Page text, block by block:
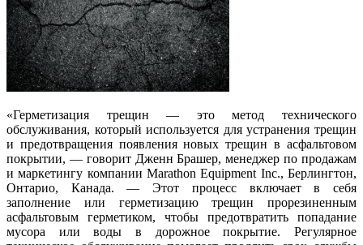
«Герметизация трещин — это метод технического
обслуживания, который используется для устранения трещин
и предотвращения появления новых трещин в асфальтовом
покрытии, — говорит Дженн Брашер, менеджер по продажам
и маркетингу компании Marathon Equipment Inc., Берлингтон,
Онтарио, Канада. — Этот процесс включает в себя
заполнение или герметизацию трещин прорезиненным
асфальтовым герметиком, чтобы предотвратить попадание
мусора или воды в дорожное покрытие. Регулярное